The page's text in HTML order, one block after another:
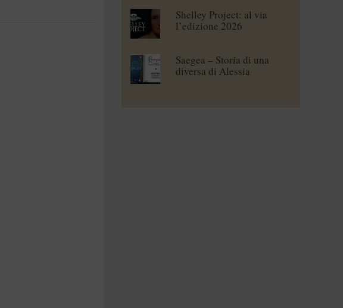
Shelley Project: al via
l’edizione 2026
Saegea – Storia di una
diversa di Alessia